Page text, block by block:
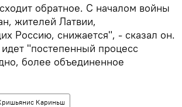
обратное. С началом войны
жителей Латвии,
Россию, снижается", - сказал он.
"постепенный процесс
более объединенное
Кариньш